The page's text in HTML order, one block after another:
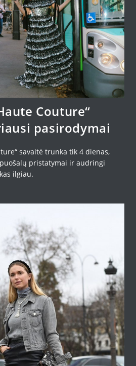
Couture“
pasirodymai
savaitė trunka tik 4 dienas,
pristatymai ir audringi
ilgiau.